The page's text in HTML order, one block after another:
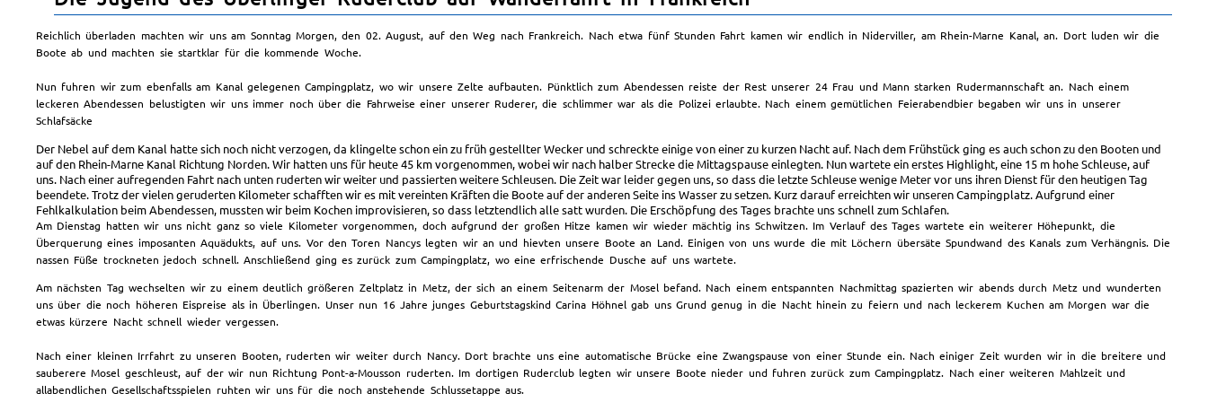
Reichlich überladen machten wir uns am Sonntag Morgen, den 02. August, auf den Weg nach Frankreich. Nach etwa fünf Stunden Fahrt kamen wir endlich in Niderviller, am Rhein-Marne Kanal, an. Dort luden wir die
Boote ab und machten sie startklar für die kommende Woche.
Nun fuhren wir zum ebenfalls am Kanal gelegenen Campingplatz, wo wir unsere Zelte aufbauten. Pünktlich zum Abendessen reiste der Rest unserer 24 Frau und Mann starken Rudermannschaft an. Nach einem
leckeren Abendessen belustigten wir uns immer noch über die Fahrweise einer unserer Ruderer, die schlimmer war als die Polizei erlaubte. Nach einem gemütlichen Feierabendbier begaben wir uns in unserer
Schlafsäcke
Der Nebel auf dem Kanal hatte sich noch nicht verzogen, da klingelte schon ein zu früh gestellter Wecker und schreckte einige von einer zu kurzen Nacht auf. Nach dem Frühstück ging es auch schon zu den Booten und
auf den Rhein-Marne Kanal Richtung Norden. Wir hatten uns für heute 45 km vorgenommen, wobei wir nach halber Strecke die Mittagspause einlegten. Nun wartete ein erstes Highlight, eine 15 m hohe Schleuse, auf
uns. Nach einer aufregenden Fahrt nach unten ruderten wir weiter und passierten weitere Schleusen. Die Zeit war leider gegen uns, so dass die letzte Schleuse wenige Meter vor uns ihren Dienst für den heutigen Tag
beendete. Trotz der vielen geruderten Kilometer schafften wir es mit vereinten Kräften die Boote auf der anderen Seite ins Wasser zu setzen. Kurz darauf erreichten wir unseren Campingplatz. Aufgrund einer
Fehlkalkulation beim Abendessen, mussten wir beim Kochen improvisieren, so dass letztendlich alle satt wurden. Die Erschöpfung des Tages brachte uns schnell zum Schlafen.
Am Dienstag hatten wir uns nicht ganz so viele Kilometer vorgenommen, doch aufgrund der großen Hitze kamen wir wieder mächtig ins Schwitzen. Im Verlauf des Tages wartete ein weiterer Höhepunkt, die
Überquerung eines imposanten Aquädukts, auf uns. Vor den Toren Nancys legten wir an und hievten unsere Boote an Land. Einigen von uns wurde die mit Löchern übersäte Spundwand des Kanals zum Verhängnis. Die
nassen Füße trockneten jedoch schnell. Anschließend ging es zurück zum Campingplatz, wo eine erfrischende Dusche auf uns wartete.
Am nächsten Tag wechselten wir zu einem deutlich größeren Zeltplatz in Metz, der sich an einem Seitenarm der Mosel befand. Nach einem entspannten Nachmittag spazierten wir abends durch Metz und wunderten
uns über die noch höheren Eispreise als in Überlingen. Unser nun 16 Jahre junges Geburtstagskind Carina Höhnel gab uns Grund genug in die Nacht hinein zu feiern und nach leckerem Kuchen am Morgen war die
etwas kürzere Nacht schnell wieder vergessen.
Nach einer kleinen Irrfahrt zu unseren Booten, ruderten wir weiter durch Nancy. Dort brachte uns eine automatische Brücke eine Zwangspause von einer Stunde ein. Nach einiger Zeit wurden wir in die breitere und
sauberere Mosel geschleust, auf der wir nun Richtung Pont-a-Mousson ruderten. Im dortigen Ruderclub legten wir unsere Boote nieder und fuhren zurück zum Campingplatz. Nach einer weiteren Mahlzeit und
allabendlichen Gesellschaftsspielen ruhten wir uns für die noch anstehende Schlussetappe aus.